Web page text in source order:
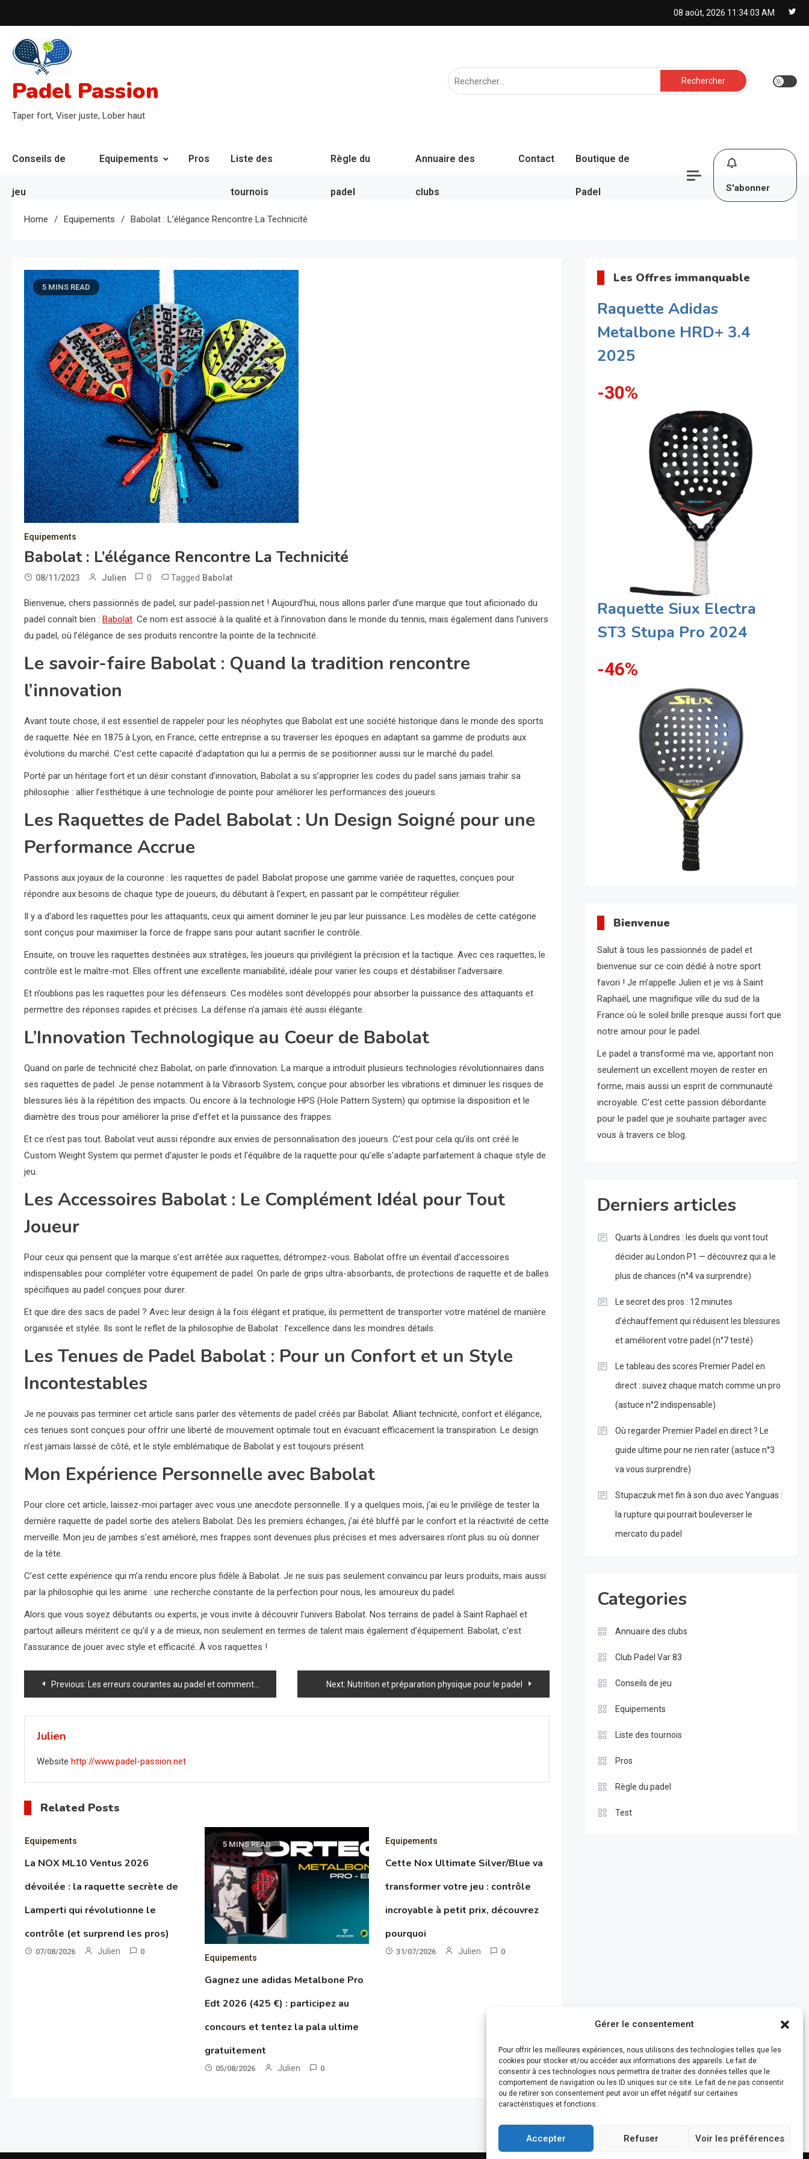
Gérer le consentement
Pour offrir les meilleures expériences, nous utilisons des technologies telles que les
cookies pour stocker et/ou accéder aux informations des appareils. Le fait de
consentir à ces technologies nous permettra de traiter des données telles que le
comportement de navigation ou les ID uniques sur ce site. Le fait de ne pas consentir
ou de retirer son consentement peut avoir un effet négatif sur certaines
caractéristiques et fonctions.
Accepter Refuser Voir les préférences
to
content
08 août, 2026 11:34:04 AM
Padel Passion
Taper fort, Viser juste, Lober haut
Rechercher :
Conseils de
jeu
Equipements Pros Liste des
tournois
Règle du
padel
Annuaire des
clubs
Contact Boutique de
Padel S'abonner
Home Equipements Babolat : L’élégance Rencontre La Technicité
5 MINS READ
Equipements
Babolat : L’élégance Rencontre La Technicité
08/11/2023 Julien 0 Tagged Babolat
Bienvenue, chers passionnés de padel, sur padel-passion.net ! Aujourd’hui, nous allons parler d’une marque que tout aficionado du
padel connaît bien : Babolat. Ce nom est associé à la qualité et à l’innovation dans le monde du tennis, mais également dans l’univers
du padel, où l’élégance de ses produits rencontre la pointe de la technicité.
Le savoir-faire Babolat : Quand la tradition rencontre
l’innovation
Avant toute chose, il est essentiel de rappeler pour les néophytes que Babolat est une société historique dans le monde des sports
de raquette. Née en 1875 à Lyon, en France, cette entreprise a su traverser les époques en adaptant sa gamme de produits aux
évolutions du marché. C’est cette capacité d’adaptation qui lui a permis de se positionner aussi sur le marché du padel.
Porté par un héritage fort et un désir constant d’innovation, Babolat a su s’approprier les codes du padel sans jamais trahir sa
philosophie : allier l’esthétique à une technologie de pointe pour améliorer les performances des joueurs.
Les Raquettes de Padel Babolat : Un Design Soigné pour une
Performance Accrue
Passons aux joyaux de la couronne : les raquettes de padel. Babolat propose une gamme variée de raquettes, conçues pour
répondre aux besoins de chaque type de joueurs, du débutant à l’expert, en passant par le compétiteur régulier.
Il y a d’abord les raquettes pour les attaquants, ceux qui aiment dominer le jeu par leur puissance. Les modèles de cette catégorie
sont conçus pour maximiser la force de frappe sans pour autant sacrifier le contrôle.
Ensuite, on trouve les raquettes destinées aux stratèges, les joueurs qui privilégient la précision et la tactique. Avec ces raquettes, le
contrôle est le maître-mot. Elles offrent une excellente maniabilité, idéale pour varier les coups et déstabiliser l’adversaire.
Et n’oublions pas les raquettes pour les défenseurs. Ces modèles sont développés pour absorber la puissance des attaquants et
permettre des réponses rapides et précises. La défense n’a jamais été aussi élégante.
L’Innovation Technologique au Coeur de Babolat
Quand on parle de technicité chez Babolat, on parle d’innovation. La marque a introduit plusieurs technologies révolutionnaires dans
ses raquettes de padel. Je pense notamment à la Vibrasorb System, conçue pour absorber les vibrations et diminuer les risques de
blessures liés à la répétition des impacts. Ou encore à la technologie HPS (Hole Pattern System) qui optimise la disposition et le
diamètre des trous pour améliorer la prise d’effet et la puissance des frappes.
Et ce n’est pas tout. Babolat veut aussi répondre aux envies de personnalisation des joueurs. C’est pour cela qu’ils ont créé le
Custom Weight System qui permet d’ajuster le poids et l’équilibre de la raquette pour qu’elle s’adapte parfaitement à chaque style de
jeu.
Les Accessoires Babolat : Le Complément Idéal pour Tout
Joueur
Pour ceux qui pensent que la marque s’est arrêtée aux raquettes, détrompez-vous. Babolat offre un éventail d’accessoires
indispensables pour compléter votre équipement de padel. On parle de grips ultra-absorbants, de protections de raquette et de balles
spécifiques au padel conçues pour durer.
Et que dire des sacs de padel ? Avec leur design à la fois élégant et pratique, ils permettent de transporter votre matériel de manière
organisée et stylée. Ils sont le reflet de la philosophie de Babolat : l’excellence dans les moindres détails.
Les Tenues de Padel Babolat : Pour un Confort et un Style
Incontestables
Je ne pouvais pas terminer cet article sans parler des vêtements de padel créés par Babolat. Alliant technicité, confort et élégance,
ces tenues sont conçues pour offrir une liberté de mouvement optimale tout en évacuant efficacement la transpiration. Le design
n’est jamais laissé de côté, et le style emblématique de Babolat y est toujours présent.
Mon Expérience Personnelle avec Babolat
Pour clore cet article, laissez-moi partager avec vous une anecdote personnelle. Il y a quelques mois, j’ai eu le privilège de tester la
dernière raquette de padel sortie des ateliers Babolat. Dès les premiers échanges, j’ai été bluffé par le confort et la réactivité de cette
merveille. Mon jeu de jambes s’est amélioré, mes frappes sont devenues plus précises et mes adversaires n’ont plus su où donner
de la tête.
C’est cette expérience qui m’a rendu encore plus fidèle à Babolat. Je ne suis pas seulement convaincu par leurs produits, mais aussi
par la philosophie qui les anime : une recherche constante de la perfection pour nous, les amoureux du padel.
Alors que vous soyez débutants ou experts, je vous invite à découvrir l’univers Babolat. Nos terrains de padel à Saint Raphaël et
partout ailleurs méritent ce qu’il y a de mieux, non seulement en termes de talent mais également d’équipement. Babolat, c’est
l’assurance de jouer avec style et efficacité. À vos raquettes !
Navigation
de
l’article
Previous: Les erreurs courantes au padel et comment les éviter Next: Nutrition et préparation physique pour le padel
Julien
Website http://www.padel-passion.net
Related Posts
Equipements
La NOX ML10 Ventus 2026
dévoilée : la raquette secrète de
Lamperti qui révolutionne le
contrôle (et surprend les pros)
07/08/2026 Julien 0
5 MINS READ
Equipements
Gagnez une adidas Metalbone Pro
Edt 2026 (425 €) : participez au
concours et tentez la pala ultime
gratuitement
05/08/2026 Julien 0
Equipements
Cette Nox Ultimate Silver/Blue va
transformer votre jeu : contrôle
incroyable à petit prix, découvrez
pourquoi
31/07/2026 Julien 0
Les Offres immanquable
Raquette Adidas
Metalbone HRD+ 3.4
2025
-30%
Raquette Siux Electra
ST3 Stupa Pro 2024
-46%
Bienvenue
Salut à tous les passionnés de padel et
bienvenue sur ce coin dédié à notre sport
favori ! Je m’appelle Julien et je vis à Saint
Raphaël, une magnifique ville du sud de la
France où le soleil brille presque aussi fort que
notre amour pour le padel.
Le padel a transformé ma vie, apportant non
seulement un excellent moyen de rester en
forme, mais aussi un esprit de communauté
incroyable. C’est cette passion débordante
pour le padel que je souhaite partager avec
vous à travers ce blog.
Derniers articles
Quarts à Londres : les duels qui vont tout
décider au London P1 — découvrez qui a le
plus de chances (n°4 va surprendre)
Le secret des pros : 12 minutes
d’échauffement qui réduisent les blessures
et améliorent votre padel (n°7 testé)
Le tableau des scores Premier Padel en
direct : suivez chaque match comme un pro
(astuce n°2 indispensable)
Où regarder Premier Padel en direct ? Le
guide ultime pour ne rien rater (astuce n°3
va vous surprendre)
Stupaczuk met fin à son duo avec Yanguas :
la rupture qui pourrait bouleverser le
mercato du padel
Categories
Annuaire des clubs
Club Padel Var 83
Conseils de jeu
Equipements
Liste des tournois
Pros
Règle du padel
Test